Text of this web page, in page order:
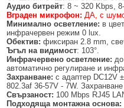
БЕЗЖИЧНИ ДИСТАНЦИОННИ
БЕЗЖИЧНИ СИРЕНИ AJAX
МОДУЛИ ЗА СГРАДНА
Аудио битрейт: 8 ~ 320 Kbps,
Вграден микрофон: ДА, с
Минимално осветление: в
инфрачервен режим 0 lux.
Обектив: фиксиран 2.8 mm,
Ъгъл на видимост: 103°.
Инфрачервено осветление:
автоматично регулиране и
Захранване: с адаптер DC12V
802.3af 36-57V - 7W.
Свързаност: 100 Mbps RJ45
Подходяща монтажна основа: